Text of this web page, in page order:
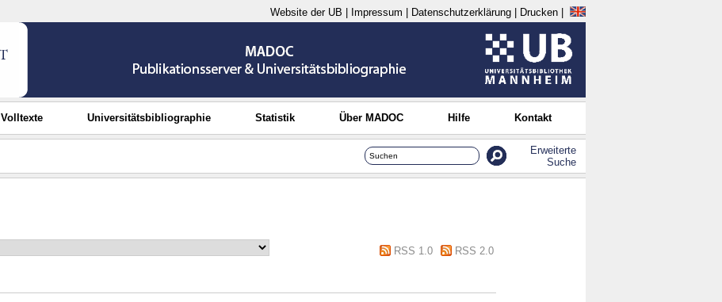
Website der UB Impressum Datenschutzerklärung Drucken
Volltexte Universitätsbibliographie Statistik Über MADOC Hilfe Kontakt
Erweiterte
Suche
RSS 1.0
RSS 2.0